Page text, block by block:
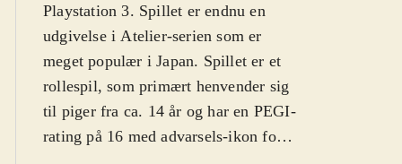
Playstation 3. Spillet er endnu en
udgivelse i Atelier-serien som er
meget populær i Japan. Spillet er et
rollespil, som primært henvender sig
til piger fra ca. 14 år og har en PEGI-
rating på 16 med advarsels-ikon for